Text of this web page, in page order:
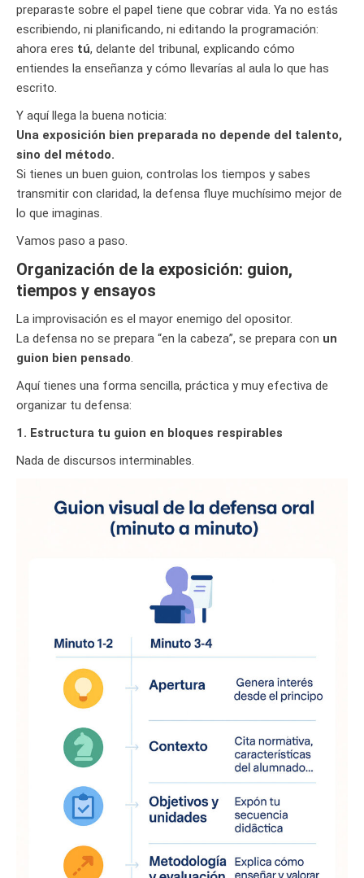
preparaste sobre el papel tiene que cobrar vida. Ya no estás
escribiendo, ni planificando, ni editando la programación:
ahora eres tú, delante del tribunal, explicando cómo
entiendes la enseñanza y cómo llevarías al aula lo que has
escrito.
Y aquí llega la buena noticia:
Una exposición bien preparada no depende del talento,
sino del método.
Si tienes un buen guion, controlas los tiempos y sabes
transmitir con claridad, la defensa fluye muchísimo mejor de
lo que imaginas.
Vamos paso a paso.
Organización de la exposición: guion,
tiempos y ensayos
La improvisación es el mayor enemigo del opositor.
La defensa no se prepara “en la cabeza”, se prepara con un
guion bien pensado.
Aquí tienes una forma sencilla, práctica y muy efectiva de
organizar tu defensa:
1. Estructura tu guion en bloques respirables
Nada de discursos interminables.